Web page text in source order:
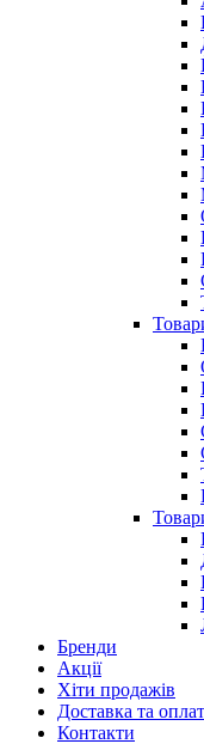
Бренди
Акції
Хіти продажів
Доставка та
Контакти